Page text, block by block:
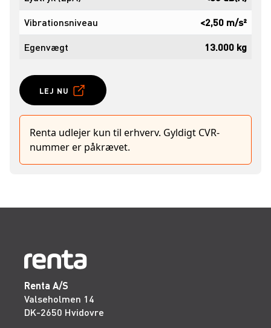
Vibrationsniveau
<2,50 m/s²
Egenvægt
13.000 kg
LEJ NU
Renta udlejer kun til erhverv. Gyldigt CVR-
nummer er påkrævet.
Renta A/S
Valseholmen 14
DK-2650 Hvidovre